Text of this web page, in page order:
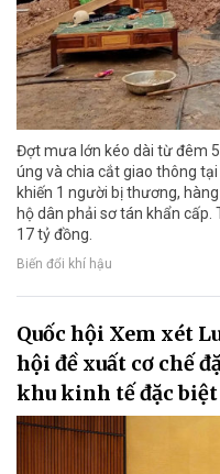
Đợt mưa lớn kéo dài từ đêm
úng và chia cắt giao thông
khiến 1 người bị thương,
hộ dân phải sơ tán khẩn
17 tỷ đồng.
Biến đổi khí hậu
Quốc hội Xem xét
hội đề xuất cơ chế
khu kinh tế đặc biệt